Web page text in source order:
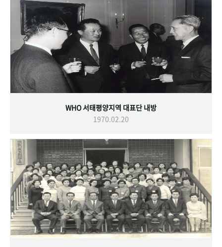
WHO 서태평양지역 대표단 내방
1970.02.20